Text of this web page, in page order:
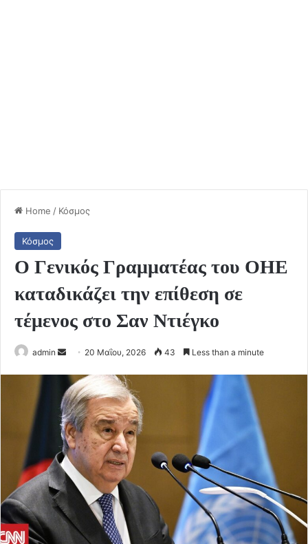
Home / Κόσμος
Κόσμος
Ο Γενικός Γραμματέας του ΟΗΕ
καταδικάζει την επίθεση σε
τέμενος στο Σαν Ντιέγκο
admin
Send
email
20 Μαΐου, 2026 43 Less than a minute